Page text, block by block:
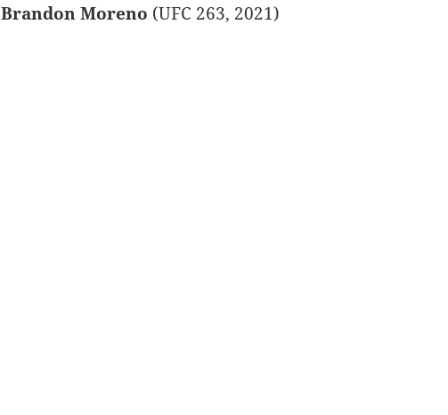
Brandon Moreno (UFC 263, 2021)